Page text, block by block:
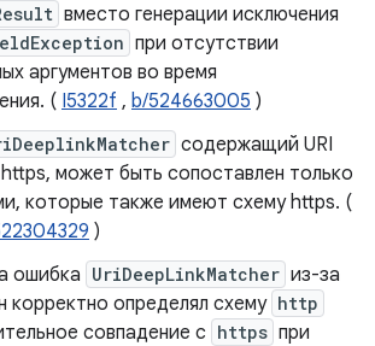
вместо генерации исключения
при отсутствии
аргументов во время
( I5322f , b/524663005 )
содержащий URI
может быть сопоставлен только
которые также имеют схему https. (
)
​​ошибка UriDeepLinkMatcher из-за
корректно определял схему http
совпадение с https при